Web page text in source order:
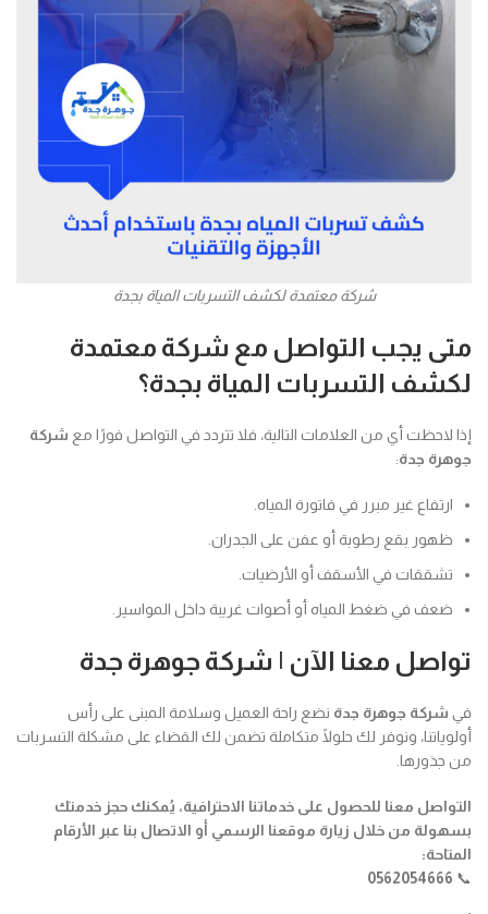
شركة معتمدة لكشف التسربات المياة بجدة
متى يجب التواصل مع شركة معتمدة
لكشف التسربات المياة بجدة؟
إذا لاحظت أي من العلامات التالية، فلا تتردد في التواصل فورًا مع شركة
جوهرة جدة:
ارتفاع غير مبرر في فاتورة المياه.
ظهور بقع رطوبة أو عفن على الجدران.
تشققات في الأسقف أو الأرضيات.
ضعف في ضغط المياه أو أصوات غريبة داخل المواسير.
تواصل معنا الآن | شركة جوهرة جدة
في شركة جوهرة جدة نضع راحة العميل وسلامة المبنى على رأس
أولوياتنا، ونوفر لك حلولًا متكاملة تضمن لك القضاء على مشكلة التسربات
من جذورها.
التواصل معنا للحصول على خدماتنا الاحترافية، يُمكنك حجز خدمتك
بسهولة من خلال زيارة موقعنا الرسمي أو الاتصال بنا عبر الأرقام
المتاحة:
📞
0562054666